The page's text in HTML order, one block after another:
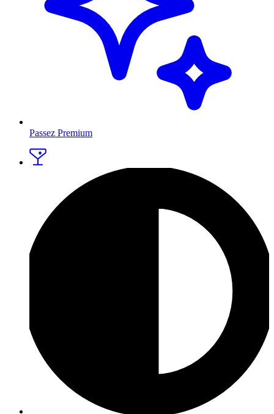
Passez Premium